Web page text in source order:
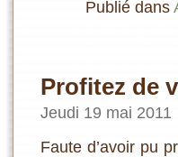
Publié dans
Profitez de
Jeudi 19 mai 2011
Faute d’avoir pu